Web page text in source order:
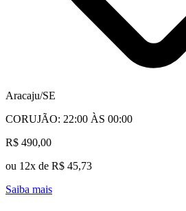
Aracaju/SE
CORUJÃO: 22:00 ÀS 00:00
R$ 490,00
ou 12x de R$ 45,73
Saiba mais